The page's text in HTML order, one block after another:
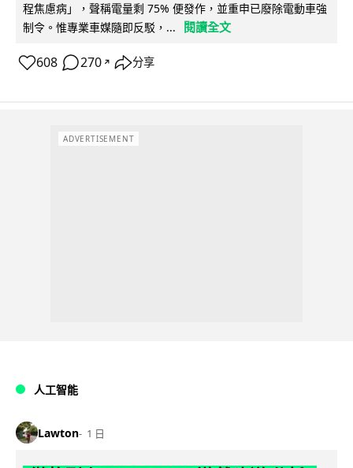
程焦慮病」，聲稱電量剩 75% 便發作，並重申已廢除電動車強
制令。惟專業車媒隨即反駁，...
閱讀全文
608 270 ↗ 分享
ADVERTISEMENT
人工智能
Lawton 1 日